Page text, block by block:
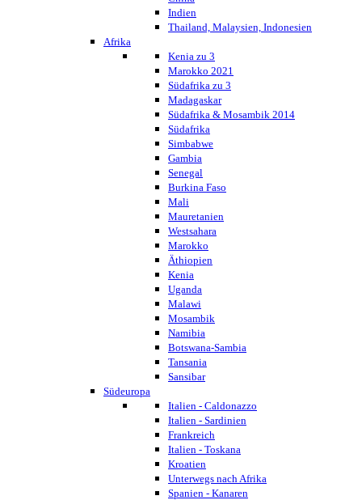
Indien
Thailand, Malaysien, Indonesien
Afrika
Kenia zu 3
Marokko 2021
Südafrika zu 3
Madagaskar
Südafrika & Mosambik 2014
Südafrika
Simbabwe
Gambia
Senegal
Burkina Faso
Mali
Mauretanien
Westsahara
Marokko
Äthiopien
Kenia
Uganda
Malawi
Mosambik
Namibia
Botswana-Sambia
Tansania
Sansibar
Südeuropa
Italien - Caldonazzo
Italien - Sardinien
Frankreich
Italien - Toskana
Kroatien
Unterwegs nach Afrika
Spanien - Kanaren